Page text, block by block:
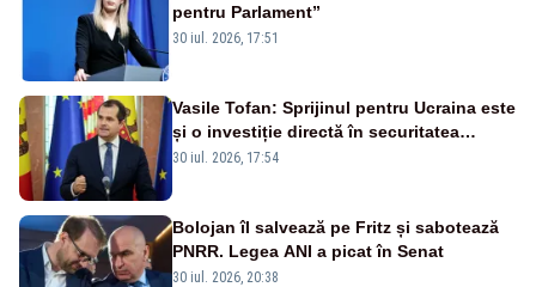
pentru Parlament”
30 iul. 2026, 17:51
Vasile Tofan: Sprijinul pentru Ucraina este
și o investiție directă în securitatea
Republicii Moldova și a întregii regiuni
30 iul. 2026, 17:54
Bolojan îl salvează pe Fritz și sabotează
PNRR. Legea ANI a picat în Senat
30 iul. 2026, 20:38